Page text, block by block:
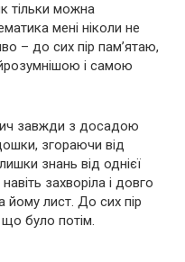
тільки можна
мені ніколи не
– до сих пір пам’ятаю,
і самою
завжди з досадою
згораючи від
знань від однієї
захворіла і довго
йому лист. До сих пір
було потім.